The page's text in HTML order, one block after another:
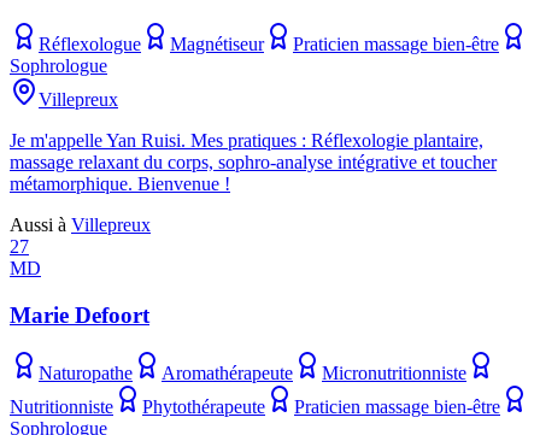
Réflexologue Magnétiseur
Praticien massage bien-être
Sophrologue
Villepreux
Je m'appelle Yan Ruisi. Mes pratiques : Réflexologie plantaire,
massage relaxant du corps, sophro-analyse intégrative et toucher
métamorphique. Bienvenue !
Aussi à Villepreux
27
MD
Marie Defoort
Naturopathe Aromathérapeute
Micronutritionniste
Nutritionniste
Phytothérapeute
Praticien massage bien-être
Sophrologue